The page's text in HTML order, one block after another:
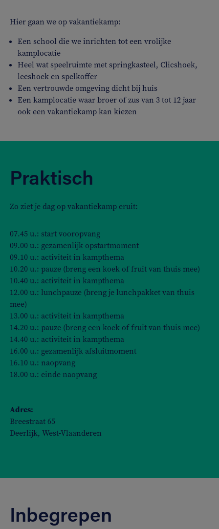
Hier gaan we op vakantiekamp:
Een school die we inrichten tot een vrolijke
kamplocatie
Heel wat speelruimte met springkasteel, Clicshoek,
leeshoek en spelkoffer
Een vertrouwde omgeving dicht bij huis
Een kamplocatie waar broer of zus van 3 tot 12 jaar
ook een vakantiekamp kan kiezen
Praktisch
Zo ziet je dag op vakantiekamp eruit:
07.45 u.: start vooropvang
09.00 u.: gezamenlijk opstartmoment
09.10 u.: activiteit in kampthema
10.20 u.: pauze (breng een koek of fruit van thuis mee)
10.40 u.: activiteit in kampthema
12.00 u.: lunchpauze (breng je lunchpakket van thuis
mee)
13.00 u.: activiteit in kampthema
14.20 u.: pauze (breng een koek of fruit van thuis mee)
14.40 u.: activiteit in kampthema
16.00 u.: gezamenlijk afsluitmoment
16.10 u.: naopvang
18.00 u.: einde naopvang
Adres:
Breestraat 65
Deerlijk, West-Vlaanderen
Inbegrepen